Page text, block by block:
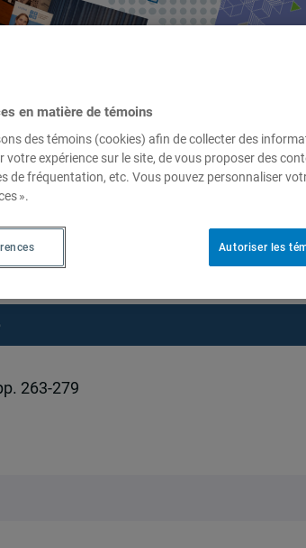
et l’avenir de
263-279
en matière de témoins
des témoins (cookies) afin de collecter des
votre expérience sur le site, de vous proposer des
de fréquentation, etc. Vous pouvez personnaliser
».
Autoriser les